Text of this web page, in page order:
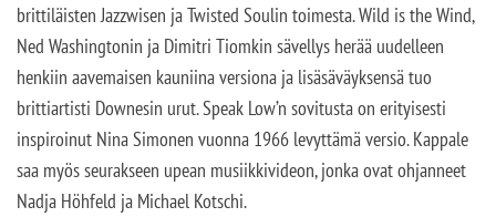
brittiläisten Jazzwisen ja Twisted Soulin toimesta. Wild is the Wind,
Ned Washingtonin ja Dimitri Tiomkin sävellys herää uudelleen
henkiin aavemaisen kauniina versiona ja lisäsäväyksensä tuo
brittiartisti Downesin urut. Speak Low’n sovitusta on erityisesti
inspiroinut Nina Simonen vuonna 1966 levyttämä versio. Kappale
saa myös seurakseen upean musiikkivideon, jonka ovat ohjanneet
Nadja Höhfeld ja Michael Kotschi.